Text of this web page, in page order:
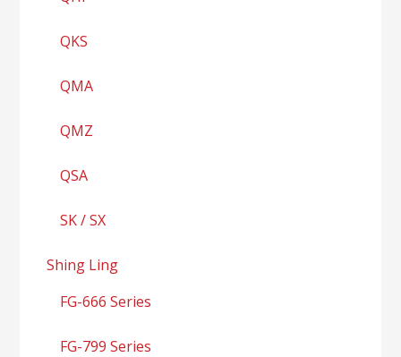
QKS
QMA
QMZ
QSA
SK / SX
Shing Ling
FG-666 Series
FG-799 Series